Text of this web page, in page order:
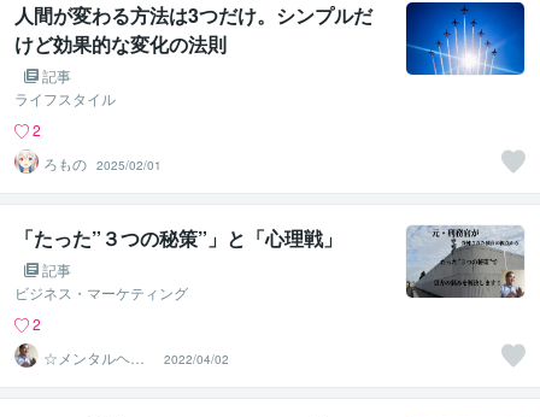
人間が変わる方法は3つだけ。シンプルだ
けど効果的な変化の法則
記事
ライフスタイル
2
ろもの 2025/02/01
「たった”３つの秘策”」と「心理戦」
記事
ビジネス・マーケティング
2
☆メンタルヘル
スナビゲーター
☆ 濵野功一
2022/04/02